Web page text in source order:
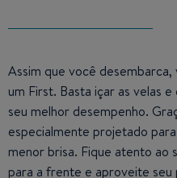
Assim que você
um First. Basta içar as velas
seu melhor desempenho.
especialmente projetado
menor brisa. Fique atento ao
para a frente e aproveite